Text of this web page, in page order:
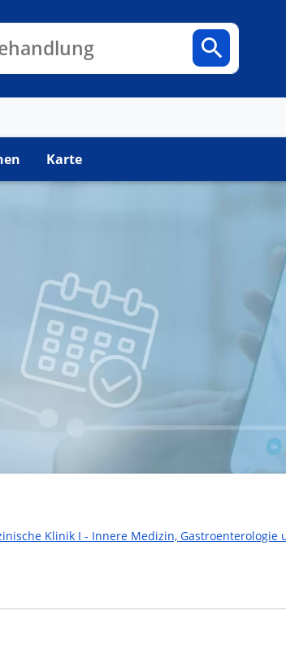
Karte
Klinik I - Innere Medizin, Gastroenterologie